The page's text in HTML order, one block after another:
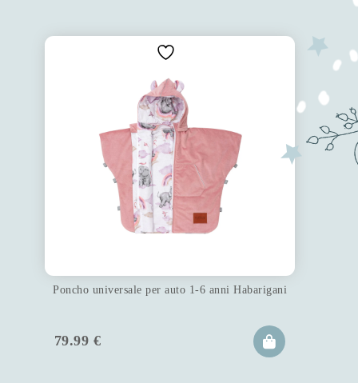
Poncho universale per auto 1-6 anni Habarigani
79.99 €